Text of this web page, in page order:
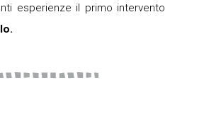
esperienze il primo intervento